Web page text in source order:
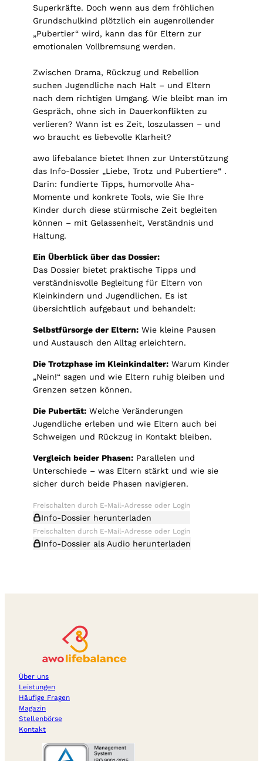
Superkräfte. Doch wenn aus dem fröhlichen
Grundschulkind plötzlich ein augenrollender
„Pubertier“ wird, kann das für Eltern zur
emotionalen Vollbremsung werden.
Zwischen Drama, Rückzug und Rebellion
suchen Jugendliche nach Halt – und Eltern
nach dem richtigen Umgang. Wie bleibt man im
Gespräch, ohne sich in Dauerkonflikten zu
verlieren? Wann ist es Zeit, loszulassen – und
wo braucht es liebevolle Klarheit?
awo lifebalance bietet Ihnen zur Unterstützung
das Info-Dossier „Liebe, Trotz und Pubertiere“ .
Darin: fundierte Tipps, humorvolle Aha-
Momente und konkrete Tools, wie Sie Ihre
Kinder durch diese stürmische Zeit begleiten
können – mit Gelassenheit, Verständnis und
Haltung.
Ein Überblick über das Dossier:
Das Dossier bietet praktische Tipps und
verständnisvolle Begleitung für Eltern von
Kleinkindern und Jugendlichen. Es ist
übersichtlich aufgebaut und behandelt:
Selbstfürsorge der Eltern: Wie kleine Pausen
und Austausch den Alltag erleichtern.
Die Trotzphase im Kleinkindalter: Warum Kinder
„Nein!“ sagen und wie Eltern ruhig bleiben und
Grenzen setzen können.
Die Pubertät: Welche Veränderungen
Jugendliche erleben und wie Eltern auch bei
Schweigen und Rückzug in Kontakt bleiben.
Vergleich beider Phasen: Parallelen und
Unterschiede – was Eltern stärkt und wie sie
sicher durch beide Phasen navigieren.
Info-Dossier herunterladen
Info-Dossier als Audio herunterladen
Über uns
Leistungen
Häufige Fragen
Magazin
Stellenbörse
Kontakt